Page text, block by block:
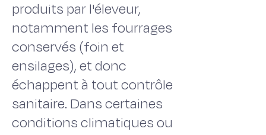
produits par l'éleveur,
notamment les fourrages
conservés (foin et
ensilages), et donc
échappent à tout contrôle
sanitaire. Dans certaines
conditions climatiques ou